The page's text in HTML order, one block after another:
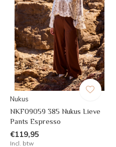
Nukus
NKF09059 385 Nukus Lieve
Pants Espresso
€119,95
Incl. btw